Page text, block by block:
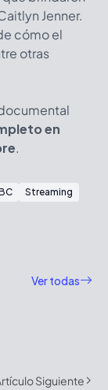
Jenner.
cómo el
otras
en
.
Streaming
Ver todas
Siguiente